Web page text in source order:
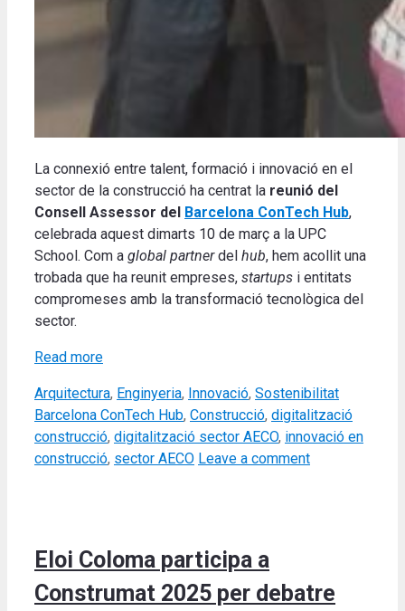
La connexió entre talent, formació i innovació en el
sector de la construcció ha centrat la reunió del
Consell Assessor del
Barcelona ConTech Hub,
celebrada aquest dimarts 10 de març a la UPC
School. Com a global partnerdel hub, hem acollit una
trobada que ha reunit empreses, startups i entitats
compromeses amb la transformació tecnològica del
sector.
Read more
Categories
Arquitectura, Enginyeria, Innovació, SostenibilitatTags
Barcelona ConTech Hub, Construcció, digitalització
construcció, digitalització sector AECO, innovació en
construcció, sector AECO Leave a comment
Eloi Coloma participa a
Construmat 2025 per debatre